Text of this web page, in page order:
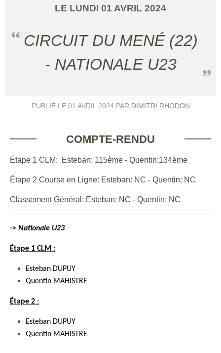
LE LUNDI 01 AVRIL 2024
CIRCUIT DU MENÉ (22)
- NATIONALE U23
PUBLIÉ LE 01 AVRIL 2024PAR DIMITRI RHODON
COMPTE-RENDU
Étape 1 CLM: Esteban: 115ème - Quentin:134ème
Étape 2 Course en Ligne: Esteban: NC - Quentin: NC
Classement Général: Esteban: NC - Quentin: NC
-> Nationale U23
Étape 1 CLM :
Esteban DUPUY
Quentin MAHISTRE
Étape 2 :
Esteban DUPUY
Quentin MAHISTRE